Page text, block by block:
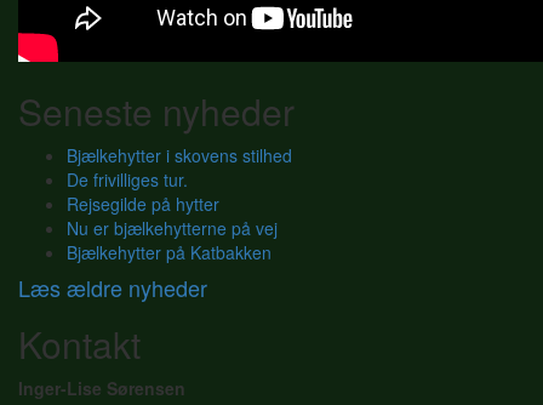
Seneste nyheder
Bjælkehytter i skovens stilhed
De frivilliges tur.
Rejsegilde på hytter
Nu er bjælkehytterne på vej
Bjælkehytter på Katbakken
Læs ældre nyheder
Kontakt
Inger-Lise Sørensen